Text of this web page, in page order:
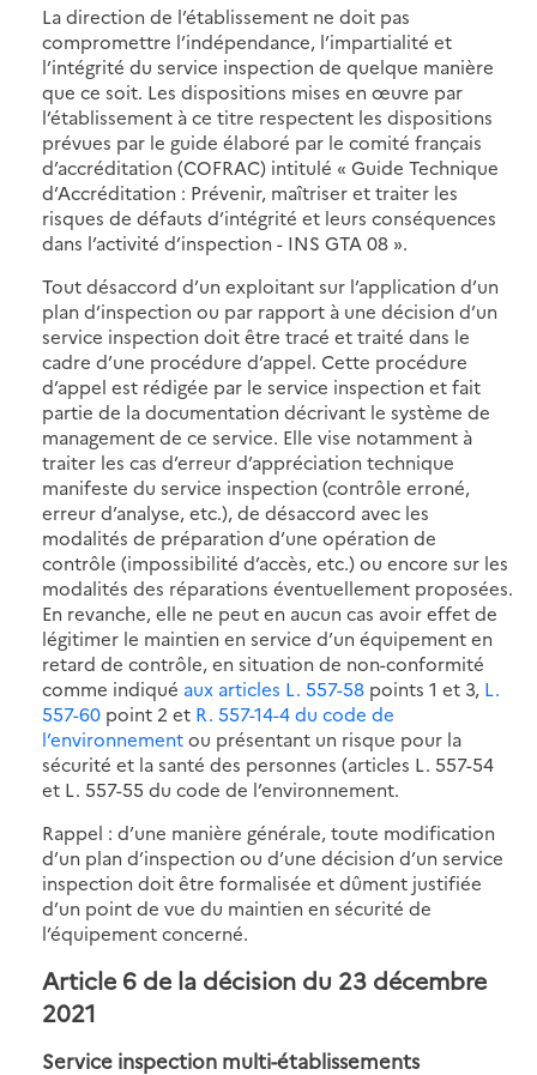
La direction de l’établissement ne doit pas
compromettre l’indépendance, l’impartialité et
l’intégrité du service inspection de quelque manière
que ce soit. Les dispositions mises en œuvre par
l’établissement à ce titre respectent les dispositions
prévues par le guide élaboré par le comité français
d’accréditation (COFRAC) intitulé « Guide Technique
d’Accréditation : Prévenir, maîtriser et traiter les
risques de défauts d’intégrité et leurs conséquences
dans l’activité d’inspection - INS GTA 08 ».
Tout désaccord d’un exploitant sur l’application d’un
plan d’inspection ou par rapport à une décision d’un
service inspection doit être tracé et traité dans le
cadre d’une procédure d’appel. Cette procédure
d’appel est rédigée par le service inspection et fait
partie de la documentation décrivant le système de
management de ce service. Elle vise notamment à
traiter les cas d’erreur d’appréciation technique
manifeste du service inspection (contrôle erroné,
erreur d’analyse, etc.), de désaccord avec les
modalités de préparation d’une opération de
contrôle (impossibilité d’accès, etc.) ou encore sur les
modalités des réparations éventuellement proposées.
En revanche, elle ne peut en aucun cas avoir effet de
légitimer le maintien en service d’un équipement en
retard de contrôle, en situation de non-conformité
comme indiqué aux articles L. 557-58 points 1 et 3, L.
557-60 point 2 et R. 557-14-4 du code de
l’environnementou présentant un risque pour la
sécurité et la santé des personnes (articles L. 557-54
et L. 557-55 du code de l’environnement.
Rappel : d’une manière générale, toute modification
d’un plan d’inspection ou d’une décision d’un service
inspection doit être formalisée et dûment justifiée
d’un point de vue du maintien en sécurité de
l’équipement concerné.
Article 6 de la décision du 23 décembre
2021
Service inspection multi-établissements